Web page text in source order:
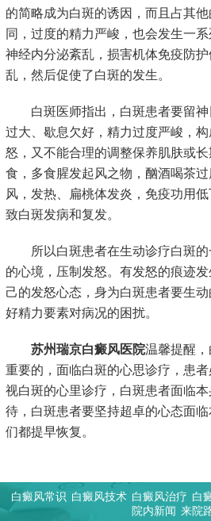
的简略成为白斑的诱因，而且占其
同，过度的精力严峻，也会发生一
神经内分泌紊乱，损害机体免疫防
乱，然后促使了白斑的发生。
白斑医师指出，白斑患者要留神
过大、歇息欠好，精力过度严峻，
怒，又不能合理的调整保养肌肤或
食，多食腥发起风之物，酗酒喝茶
风，发热、扁桃体发炎，免疫功用
致白斑发病和复发。
所以白斑患者在生动诊疗白斑的
的心境，压制发怒。有发怒的痕迹
己的发怒心态，身为白斑患者要生
好精力要素对病况的困扰。
苏州瑞京白癜风医院温馨提醒
重要的，面临白斑的心思诊疗，患
视白斑的心里诊疗，白斑患者面临
待，白斑患者要坚持超卓的心态面
们都提早恢复。
白癜风常识 白癜风技术 白癜风治疗 白
院内新闻 来院